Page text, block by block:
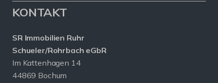
KONTAKT
SR Immobilien Ruhr
Schueler/Rohrbach eGbR
Im Kattenhagen 14
44869 Bochum